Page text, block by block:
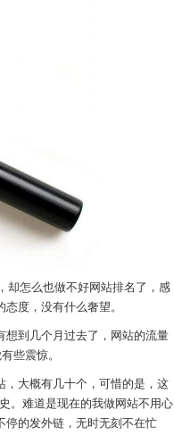
却怎么也做不好网站排名了，感
度，没有什么奢望。
想到几个月过去了，网站的流量
些震惊。
，大概有几十个，可惜的是，这
。难道是现在的我做网站不用心
停的发外链，无时无刻不在忙